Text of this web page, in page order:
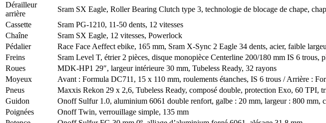
Dérailleur
arrière
Sram SX Eagle, Roller Bearing Clutch type 3, technologie de blocage de chape,
Cassette
Sram PG-1210, 11-50 dents, 12 vitesses
Chaîne
Sram SX Eagle, 12 vitesses, Powerlock
Pédalier
Race Face Aeffect ebike, 165 mm, Sram X-Sync 2 Eagle 34 dents, acier, faible
Freins
Sram Level T, étrier 2 pièces, disque monopièce Centerline 200/180 mm IS 6 trous,
Roues
MDK-HP1 29″, largeur intérieure 30 mm, Tubeless Ready, 32 rayons
Moyeux
Avant : Formula DC711, 15 x 110 mm, roulements étanches, IS 6 trous / Arrière :
Pneus
Maxxis Rekon 29 x 2,6, Tubeless Ready, composé double, protection Exo, 60 TPI,
Guidon
Onoff Sulfur 1.0, aluminium 6061 double renfort, galbe : 20 mm, largeur : 800 mm,
Poignées
Onoff Twin, verrouillage simple, 135 mm